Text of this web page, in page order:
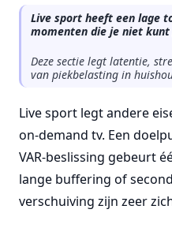
Live sport heeft een lage
momenten die je niet kunt
Deze sectie legt latentie,
van piekbelasting in
Live sport legt andere
on-demand tv. Een
VAR-beslissing gebeurt
lange buffering of
verschuiving zijn zeer